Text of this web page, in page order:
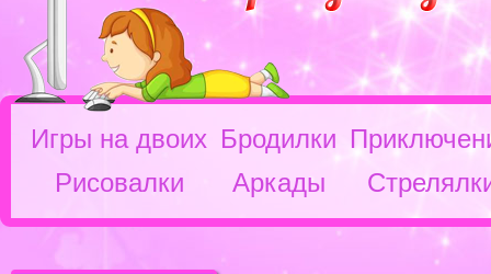
Игры на двоих Бродилки
Рисовалки
Аркады